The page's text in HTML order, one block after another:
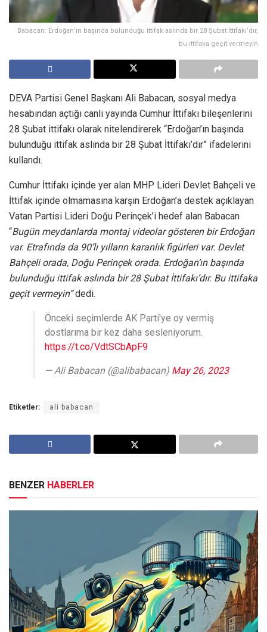
Babacan: Erdoğan’ın başında bulunduğu ittifak aslında bir 28 Şubat İttifakı’dır,
bu ittifaka geçit vermeyin
DEVA Partisi Genel Başkanı Ali Babacan, sosyal medya
hesabından açtığı canlı yayında Cumhur İttifakı bileşenlerini
28 Şubat ittifakı olarak nitelendirerek “Erdoğan’ın başında
bulunduğu ittifak aslında bir 28 Şubat İttifakı’dır” ifadelerini
kullandı.
Cumhur İttifakı içinde yer alan MHP Lideri Devlet Bahçeli ve
İttifak içinde olmamasına karşın Erdoğan’a destek açıklayan
Vatan Partisi Lideri Doğu Perinçek’i hedef alan Babacan
“Bugün meydanlarda montaj videolar gösteren bir Erdoğan
var. Etrafında da 90’lı yılların karanlık figürleri var. Devlet
Bahçeli orada, Doğu Perinçek orada. Erdoğan’ın başında
bulunduğu ittifak aslında bir 28 Şubat İttifakı’dır. Bu ittifaka
geçit vermeyin”dedi.
Önceki seçimlerde AK Parti'ye oy vermiş
dostlarıma bir kez daha sesleniyorum.
https://t.co/VdtSCbApF9
— Ali Babacan (@alibabacan) May 26, 2023
Etiketler: ali babacan
BENZER HABERLER